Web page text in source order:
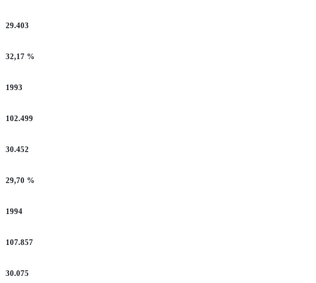
29.403
32,17 %
1993
102.499
30.452
29,70 %
1994
107.857
30.075